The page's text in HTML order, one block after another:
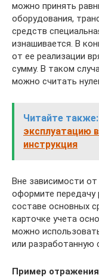
можно принять
оборудования,
средств
изнашивается. В
от ее реализации
сумму. В таком
можно считать
Читайте также:
эксплуатацию
инструкция
Вне зависимости
оформите передачу
составе основных
карточке учета
можно
или разработанную
Пример